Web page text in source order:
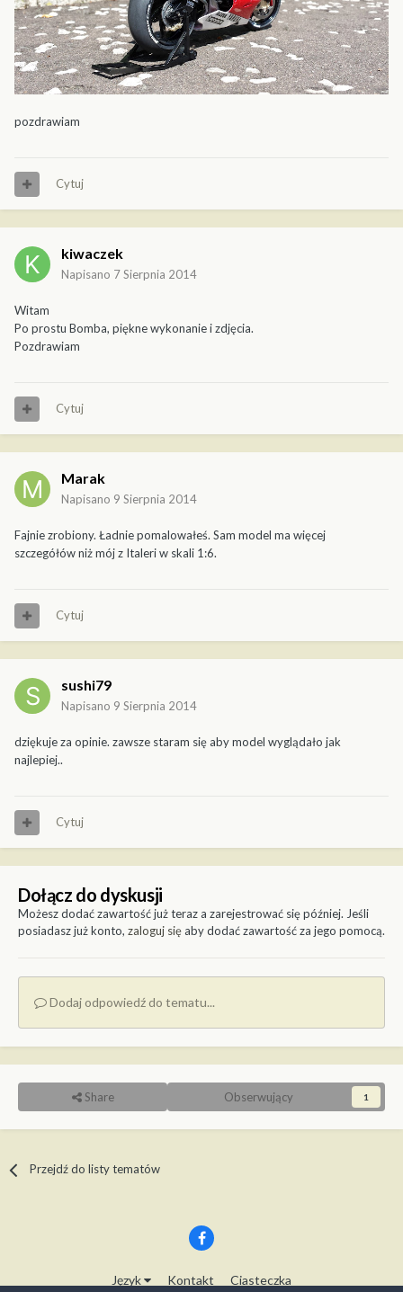
pozdrawiam
Cytuj
kiwaczek
Napisano 7 Sierpnia 2014
Witam
Po prostu Bomba, piękne wykonanie i zdjęcia.
Pozdrawiam
Cytuj
Marak
Napisano 9 Sierpnia 2014
Fajnie zrobiony. Ładnie pomalowałeś. Sam model ma więcej
szczegółów niż mój z Italeri w skali 1:6.
Cytuj
sushi79
Napisano 9 Sierpnia 2014
dziękuje za opinie. zawsze staram się aby model wyglądało jak
najlepiej..
Cytuj
Dołącz do dyskusji
Możesz dodać zawartość już teraz a zarejestrować się później. Jeśli
posiadasz już konto, zaloguj sięaby dodać zawartość za jego pomocą.
Dodaj odpowiedź do tematu...
Share Obserwujący 1
Przejdź do listy tematów
Język Kontakt Ciasteczka